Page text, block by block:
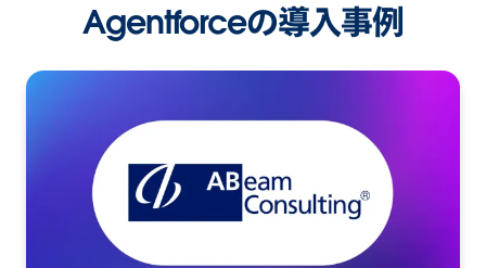
Agentforceの導入事例